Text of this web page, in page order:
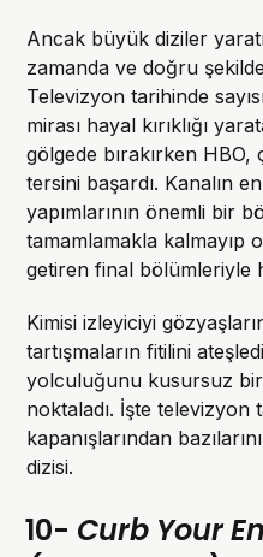
Ancak büyük diziler
zamanda ve doğru
Televizyon tarihinde
mirası hayal kırıklığı
gölgede bırakırken
tersini başardı. Kanalın
yapımlarının önemli bir
tamamlamakla kalmayıp
getiren final bölümleriyle
Kimisi izleyiciyi
tartışmaların fitilini
yolculuğunu kusursuz bir
noktaladı. İşte
kapanışlarından
dizisi.
10- Curb Your